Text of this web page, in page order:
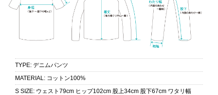
TYPE: デニムパンツ
MATERIAL : コットン100%
S SIZE: ウェスト79cm ヒップ102cm 股上34cm 股下67cm ワタリ幅